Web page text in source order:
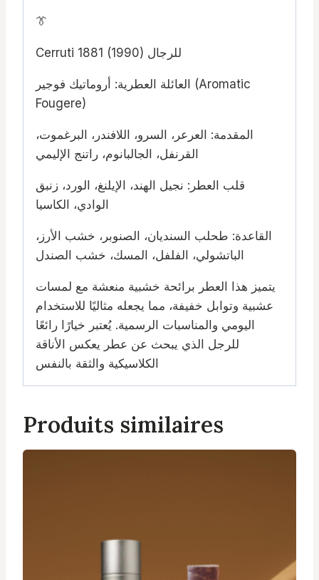
👔
Cerruti 1881 للرجال (1990)
العائلة العطرية: أروماتيك فوجير (Aromatic
Fougere)
المقدمة: العرعر، السرو، اللافندر، البرغموت،
القرنفل، الجالبانوم، راتنج الإليمي
قلب العطر: نجيل الهند، الإيلنغ، الورد، زنبق
الوادي، الكاسيا
القاعدة: طحلب السنديان، الصنوبر، خشب الأرز،
الباتشولي، الفلفل، المسك، خشب الصندل
يتميز هذا العطر برائحة خشبية منعشة مع لمسات
عشبية وتوابل خفيفة، مما يجعله مثاليًا للاستخدام
اليومي والمناسبات الرسمية. يُعتبر خيارًا رائعًا
للرجل الذي يبحث عن عطر يعكس الأناقة
الكلاسيكية والثقة بالنفس
Produits similaires